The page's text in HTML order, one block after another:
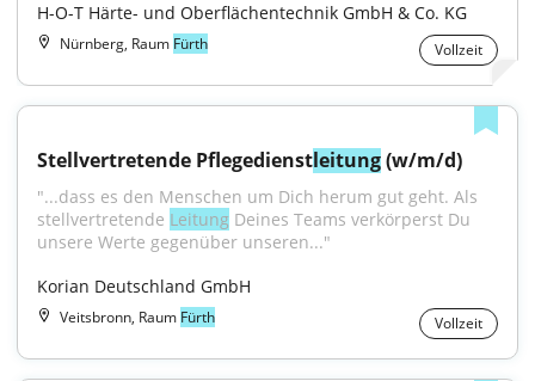
H-O-T Härte- und Oberflächentechnik GmbH & Co. KG
Nürnberg, Raum Fürth Vollzeit
Stellvertretende Pflegedienstleitung (w/m/d)
"...dass es den Menschen um Dich herum gut geht. Als
stellvertretende Leitung Deines Teams verkörperst Du
unsere Werte gegenüber unseren..."
Korian Deutschland GmbH
Veitsbronn, Raum Fürth Vollzeit